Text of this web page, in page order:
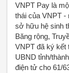
VNPT Pay là
thái của VNPT -
sở hữu hệ sinh
Băng rộng,
VNPT đã ký kết
UBND tỉnh/
điện tử cho 61/